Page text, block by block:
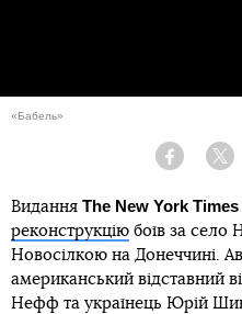
«Бабель»
Facebook
Видання The New York Times
реконструкцію боїв за село
Новосілкою на Донеччині.
американський відставний
Нефф та українець Юрій